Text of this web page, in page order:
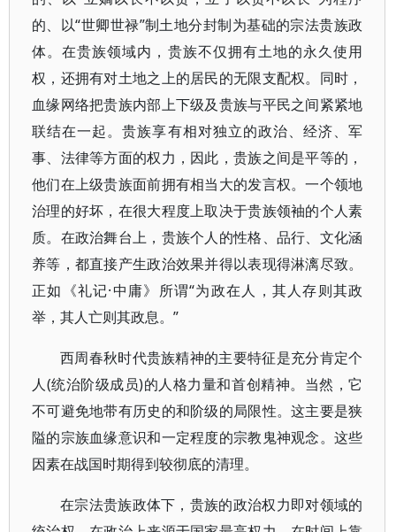
的、以“世卿世禄”制土地分封制为基础的宗法贵族政
体。在贵族领域内，贵族不仅拥有土地的永久使用
权，还拥有对土地之上的居民的无限支配权。同时，
血缘网络把贵族内部上下级及贵族与平民之间紧紧地
联结在一起。贵族享有相对独立的政治、经济、军
事、法律等方面的权力，因此，贵族之间是平等的，
他们在上级贵族面前拥有相当大的发言权。一个领地
治理的好坏，在很大程度上取决于贵族领袖的个人素
质。在政治舞台上，贵族个人的性格、品行、文化涵
养等，都直接产生政治效果并得以表现得淋漓尽致。
正如《礼记·中庸》所谓“为政在人，其人存则其政
举，其人亡则其政息。”
西周春秋时代贵族精神的主要特征是充分肯定个
人(统治阶级成员)的人格力量和首创精神。当然，它
不可避免地带有历史的和阶级的局限性。这主要是狭
隘的宗族血缘意识和一定程度的宗教鬼神观念。这些
因素在战国时期得到较彻底的清理。
在宗法贵族政体下，贵族的政治权力即对领域的